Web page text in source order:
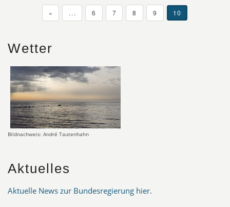
« ... 6 7 8 9 10
Wetter
Bildnachweis: André Tautenhahn
Aktuelles
Aktuelle News zur Bundesregierung hier.